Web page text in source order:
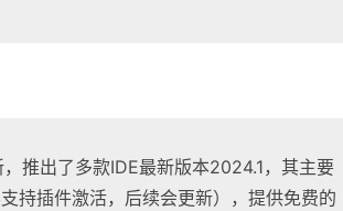
推出了多款IDE最新版本2024.1，其主要
持插件激活，后续会更新），提供免费的